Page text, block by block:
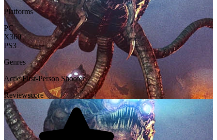
Platforms
PC
X360
PS3
Genres
Actie First-Person Shooter
Reviewscore